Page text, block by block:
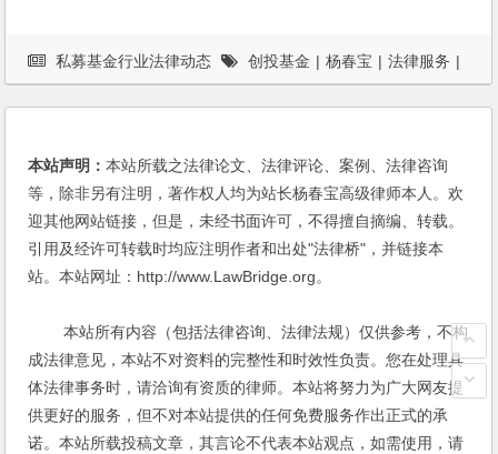
私募基金行业法律动态 创投基金 | 杨春宝 | 法律服务 |
本站声明：本站所载之法律论文、法律评论、案例、法律咨询
等，除非另有注明，著作权人均为站长杨春宝高级律师本人。欢
迎其他网站链接，但是，未经书面许可，不得擅自摘编、转载。
引用及经许可转载时均应注明作者和出处"法律桥"，并链接本
站。本站网址：http://www.LawBridge.org。
本站所有内容（包括法律咨询、法律法规）仅供参考，不构
成法律意见，本站不对资料的完整性和时效性负责。您在处理具
体法律事务时，请洽询有资质的律师。本站将努力为广大网友提
供更好的服务，但不对本站提供的任何免费服务作出正式的承
诺。本站所载投稿文章，其言论不代表本站观点，如需使用，请